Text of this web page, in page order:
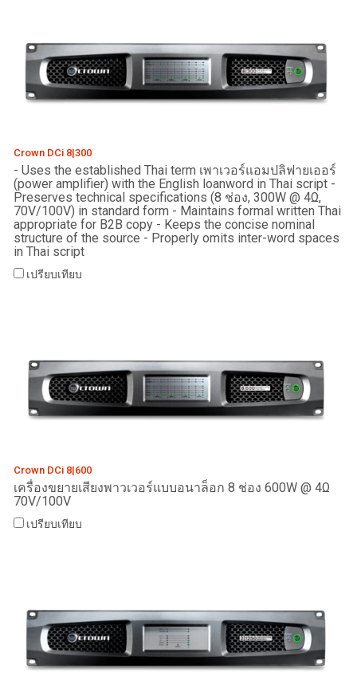
Crown DCi 8|300
- Uses the established Thai term เพาเวอร์แอมปลิฟายเออร์
(power amplifier) with the English loanword in Thai script -
Preserves technical specifications (8 ช่อง, 300W @ 4Ω,
70V/100V) in standard form - Maintains formal written Thai
appropriate for B2B copy - Keeps the concise nominal
structure of the source - Properly omits inter-word spaces
in Thai script
เปรียบเทียบ
Crown DCi 8|600
เครื่องขยายเสียงพาวเวอร์แบบอนาล็อก 8 ช่อง 600W @ 4Ω
70V/100V
เปรียบเทียบ